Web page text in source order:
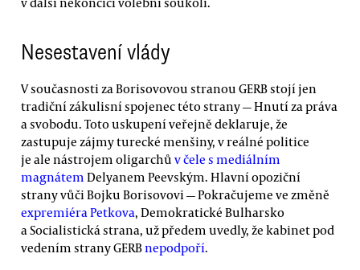
Nesestavení vlády
V současnosti za Borisovovou stranou GERB stojí jen
tradiční zákulisní spojenec této strany — Hnutí za práva
a svobodu. Toto uskupení veřejně deklaruje, že
zastupuje zájmy turecké menšiny, v reálné politice
je ale nástrojem oligarchů v čele s mediálním
magnátem Delyanem Peevským. Hlavní opoziční
strany vůči Bojku Borisovovi — Pokračujeme ve změně
expremiéra Petkova, Demokratické Bulharsko
a Socialistická strana, už předem uvedly, že kabinet pod
vedením strany GERBnepodpoří.